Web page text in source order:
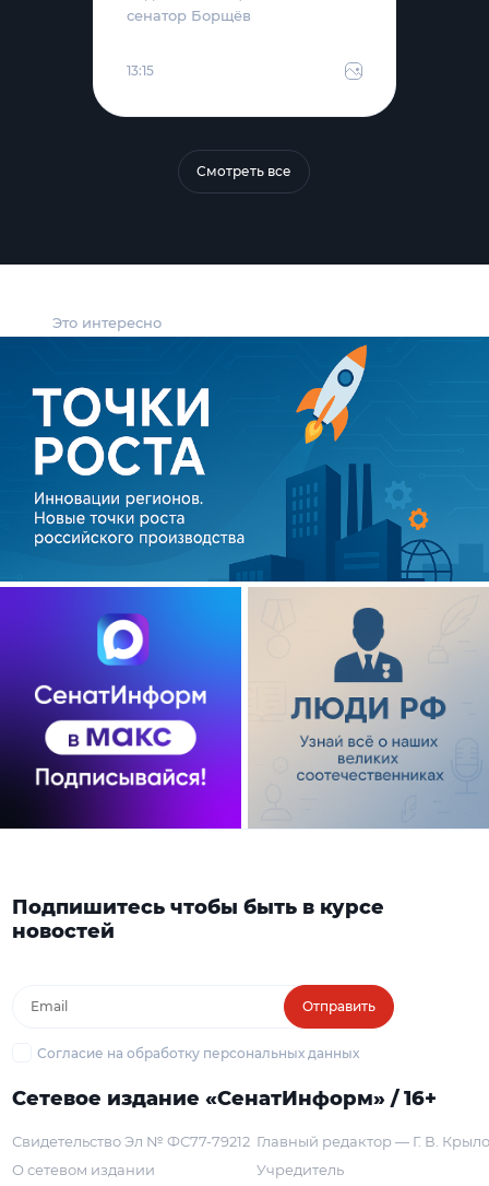
Это интересно
сенатор Борщёв
13:15
Смотреть все
Подпишитесь чтобы быть в курсе
новостей
Отправить
Согласие на обработку персональных данных
Сетевое издание «СенатИнформ» / 16+
Свидетельство Эл № ФС77-79212
О сетевом издании
Главный редактор — Г. В.
Учредитель